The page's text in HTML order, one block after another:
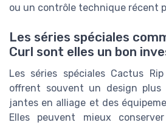
ou un contrôle technique récent
Les séries spéciales
Curl sont elles un bon
Les séries spéciales Cactus
offrent souvent un design plus
jantes en alliage et des
Elles peuvent mieux